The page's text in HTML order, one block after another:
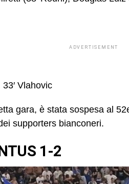
ADVERTISEMENT
Vlahovic
gara, è stata sospesa al
supporters bianconeri.
1-2